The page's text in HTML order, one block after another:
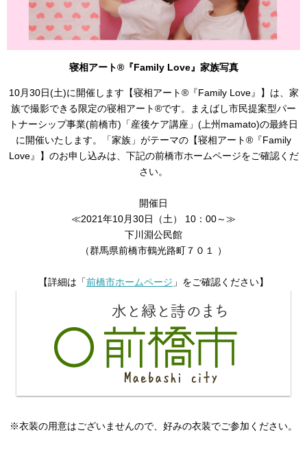
寝相アート®『Family Love』家族写真
10月30日(土)に開催します【寝相アート®︎『Family Love』】は、家
族で撮影できる限定の寝相アート®︎です。まえばし市民提案型パー
トナーシップ事業(前橋市)「産後ケア講座」(上州mamato)の最終日
に開催いたします。「家族」がテーマの【寝相アート®︎『Family
Love』】のお申し込みは、下記の前橋市ホームページをご確認くだ
さい。
開催日
≪2021年10月30日（土） 10：00～≫
下川淵公民館
（群馬県前橋市鶴光路町７０１ ）
【詳細は「前橋市ホームページ 」をご確認ください】
※衣装の用意はございませんので、好みの衣装でご参加ください。